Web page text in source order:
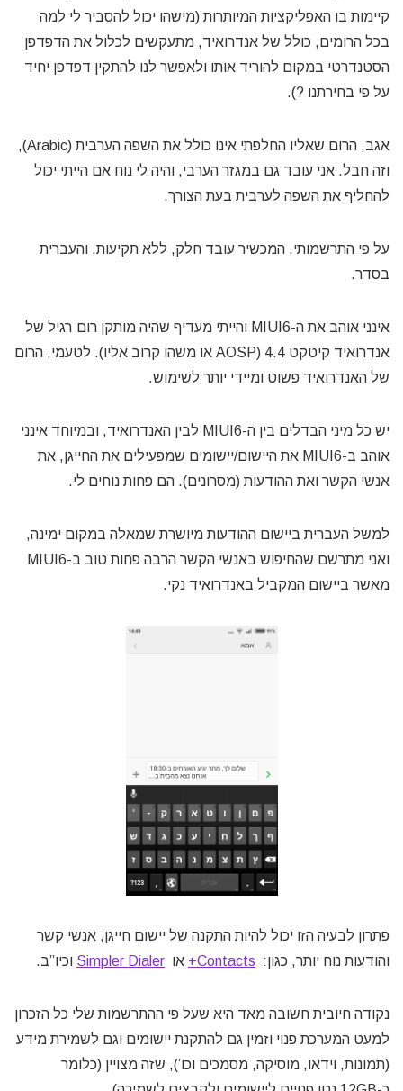
קיימות בו האפליקציות המיותרות (מישהו יכול להסביר לי למה
בכל הרומים, כולל של אנדרואיד, מתעקשים לכלול את הדפדפן
הסטנדרטי במקום להוריד אותו ולאפשר לנו להתקין דפדפן יחיד
על פי בחירתנו ?).
אגב, הרום שאליו החלפתי אינו כולל את השפה הערבית (Arabic),
וזה חבל. אני עובד גם במגזר הערבי, והיה לי נוח אם הייתי יכול
להחליף את השפה לערבית בעת הצורך.
על פי התרשמותי, המכשיר עובד חלק, ללא תקיעות, והעברית
בסדר.
אינני אוהב את ה-MIUI6 והייתי מעדיף שהיה מותקן רום רגיל של
אנדרואיד קיטקט 4.4 (AOSP או משהו קרוב אליו). לטעמי, הרום
של האנדרואיד פשוט ומיידי יותר לשימוש.
יש כל מיני הבדלים בין ה-MIUI6 לבין האנדרואיד, ובמיוחד אינני
אוהב ב-MIUI6 את היישום/יישומים שמפעילים את החייגן, את
אנשי הקשר ואת ההודעות (מסרונים). הם פחות נוחים לי.
למשל העברית ביישום ההודעות מיושרת שמאלה במקום ימינה,
ואני מתרשם שהחיפוש באנשי הקשר הרבה פחות טוב ב-MIUI6
מאשר ביישום המקביל באנדרואיד נקי.
פתרון לבעיה הזו יכול להיות התקנה של יישום חייגן, אנשי קשר
והודעות נוח יותר, כגון: Contacts+ או Simpler Dialer וכיו”ב.
נקודה חיובית חשובה מאד היא שעל פי ההתרשמות שלי כל הזכרון
למעט המערכת פנוי וזמין גם להתקנת יישומים וגם לשמירת מידע
(תמונות, וידאו, מוסיקה, מסמכים וכו’), שזה מצויין (כלומר